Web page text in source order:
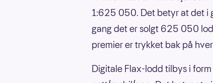
1:625 050. Det betyr at det i
gang det er solgt 625 050
premier er trykket bak på
Digitale Flax-lodd tilbys i